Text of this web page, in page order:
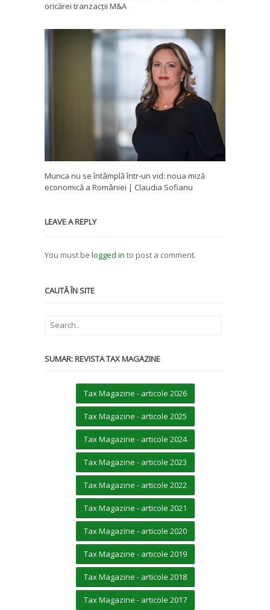
oricărei tranzacții M&A
Munca nu se întâmplă într-un vid: noua miză
economică a României | Claudia Sofianu
LEAVE A REPLY
You must be logged in to post a comment.
CAUTĂ ÎN SITE
SUMAR: REVISTA TAX MAGAZINE
Tax Magazine - articole 2026
Tax Magazine - articole 2025
Tax Magazine - articole 2024
Tax Magazine - articole 2023
Tax Magazine - articole 2022
Tax Magazine - articole 2021
Tax Magazine - articole 2020
Tax Magazine - articole 2019
Tax Magazine - articole 2018
Tax Magazine - articole 2017